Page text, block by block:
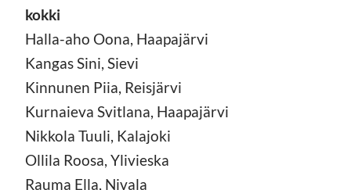
kokki
Halla-aho Oona, Haapajärvi
Kangas Sini, Sievi
Kinnunen Piia, Reisjärvi
Kurnaieva Svitlana, Haapajärvi
Nikkola Tuuli, Kalajoki
Ollila Roosa, Ylivieska
Rauma Ella, Nivala